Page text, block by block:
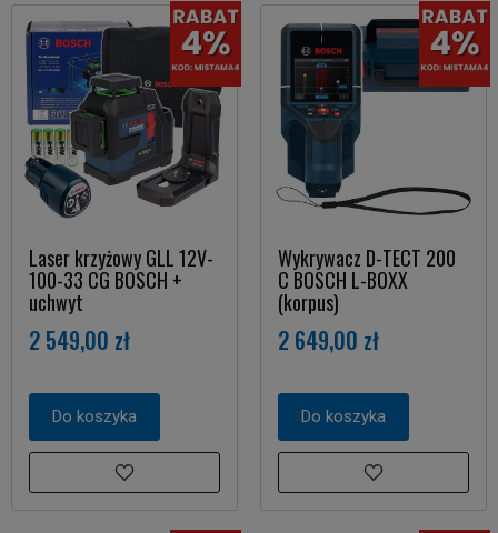
Laser krzyżowy GLL 12V-
100-33 CG BOSCH +
uchwyt
2 549,00 zł
Do koszyka
Wykrywacz D-TECT 200
C BOSCH L-BOXX
(korpus)
2 649,00 zł
Do koszyka